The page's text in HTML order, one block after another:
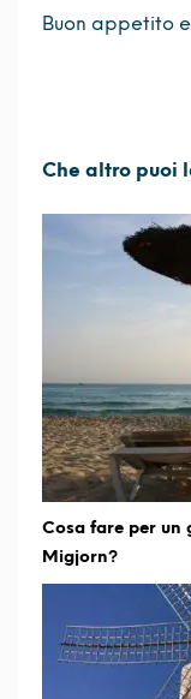
Buon appetito
Che altro puoi
Cosa fare per un
Migjorn?